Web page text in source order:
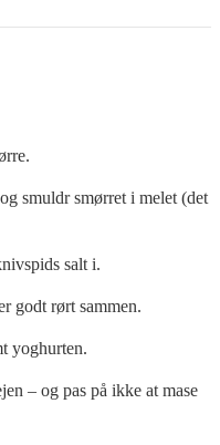
smuldr smørret i melet (det
salt i.
godt rørt sammen.
yoghurten.
– og pas på ikke at mase